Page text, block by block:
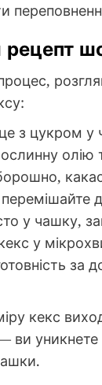
з цукром у
олію
у чашку,
у
кекс
ви уникнете